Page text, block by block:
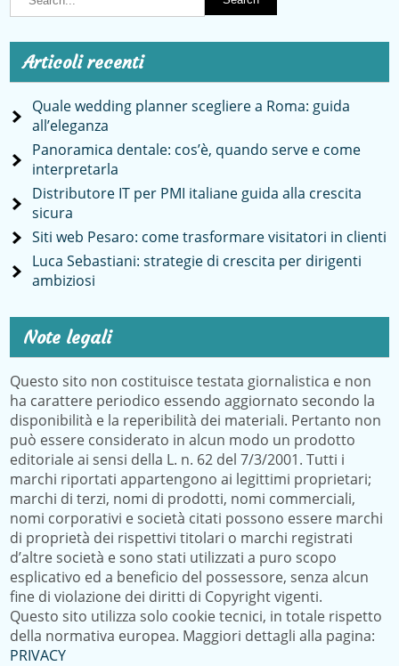
Articoli recenti
Quale wedding planner scegliere a Roma: guida
all’eleganza
Panoramica dentale: cos’è, quando serve e come
interpretarla
Distributore IT per PMI italiane guida alla crescita
sicura
Siti web Pesaro: come trasformare visitatori in clienti
Luca Sebastiani: strategie di crescita per dirigenti
ambiziosi
Note legali
Questo sito non costituisce testata giornalistica e non
ha carattere periodico essendo aggiornato secondo la
disponibilità e la reperibilità dei materiali. Pertanto non
può essere considerato in alcun modo un prodotto
editoriale ai sensi della L. n. 62 del 7/3/2001. Tutti i
marchi riportati appartengono ai legittimi proprietari;
marchi di terzi, nomi di prodotti, nomi commerciali,
nomi corporativi e società citati possono essere marchi
di proprietà dei rispettivi titolari o marchi registrati
d’altre società e sono stati utilizzati a puro scopo
esplicativo ed a beneficio del possessore, senza alcun
fine di violazione dei diritti di Copyright vigenti.
Questo sito utilizza solo cookie tecnici, in totale rispetto
della normativa europea. Maggiori dettagli alla pagina:
PRIVACY